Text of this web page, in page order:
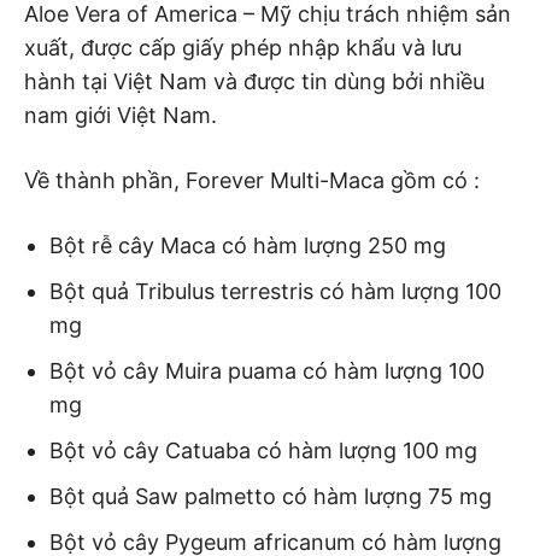
Aloe Vera of America – Mỹ chịu trách nhiệm sản
xuất, được cấp giấy phép nhập khẩu và lưu
hành tại Việt Nam và được tin dùng bởi nhiều
nam giới Việt Nam.
Về thành phần, Forever Multi-Maca gồm có :
Bột rễ cây Maca có hàm lượng 250 mg
Bột quả Tribulus terrestris có hàm lượng 100
mg
Bột vỏ cây Muira puama có hàm lượng 100
mg
Bột vỏ cây Catuaba có hàm lượng 100 mg
Bột quả Saw palmetto có hàm lượng 75 mg
Bột vỏ cây Pygeum africanum có hàm lượng